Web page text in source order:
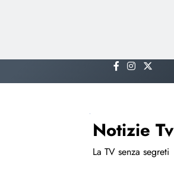
to
Notizie Tv
La TV senza segreti